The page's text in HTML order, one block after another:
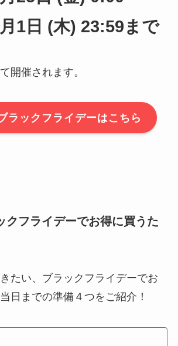
1日 (木) 23:59まで
開催されます。
ラックフライデーはこちら
クフライデーでお得に買うた
たい、ブラックフライデーでお
日までの準備４つをご紹介！